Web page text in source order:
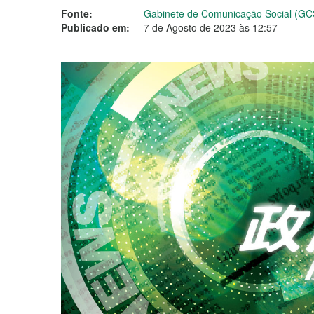
Fonte:
Gabinete de Comunicação Social
Publicado em:
7 de Agosto de 2023 às 12:57